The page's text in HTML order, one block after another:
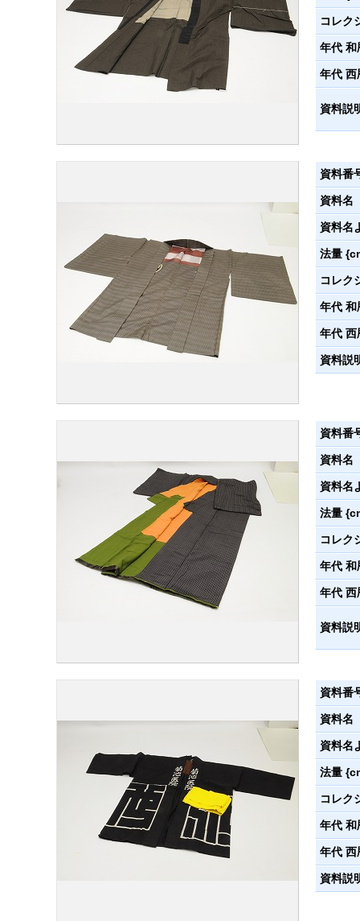
コレク
年代 和
年代 西
資料説
資料番
資料名
資料名
法量
コレク
年代 和
年代 西
資料説
資料番
資料名
資料名
法量
コレク
年代 和
年代 西
資料説
資料番
資料名
資料名
法量
コレク
年代 和
年代 西
資料説